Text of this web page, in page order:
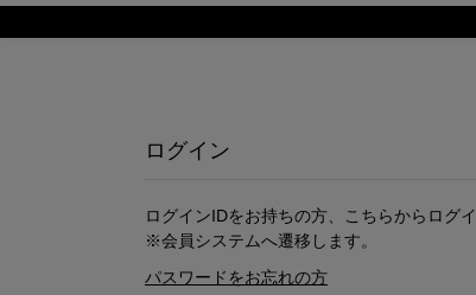
ログイン
ログインIDをお持ちの方、こちらからログ
※会員システムへ遷移します。
パスワードをお忘れの方